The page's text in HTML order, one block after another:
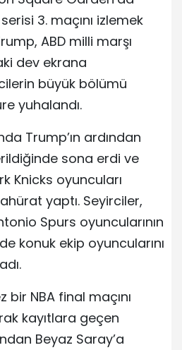
3. maçını izlemek
ABD milli marşı
dev ekrana
büyük bölümü
yuhalandı.
Trump’ın ardından
sona erdi ve
Knicks oyuncuları
yaptı. Seyirciler,
Spurs oyuncularının
konuk ekip oyuncularını
bir NBA final maçını
kayıtlara geçen
Beyaz Saray’a